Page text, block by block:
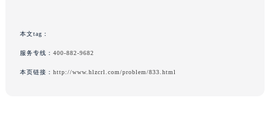
本文tag：
服务专线： 400-882-9682
本页链接： http://www.hlzcrl.com/problem/833.html